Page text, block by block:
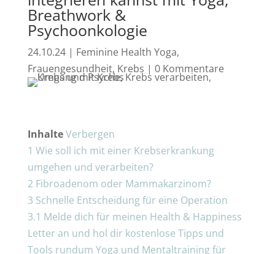
Breathwork &
Psychoonkologie
24.10.24| Feminine Health Yoga,
Frauengesundheit, Krebs | 0 Kommentare
InhalteVerbergen
1 Wie soll ich mit einer Krebserkrankung
umgehen und verarbeiten?
2 Fibroadenom oder Mammakarzinom?
3 Schnelle Entscheidung für eine Operation
3.1 Melde dich für meinen Health & Happiness
Letter an und hol dir kostenlose Tipps und
Tools rundum Yoga und Mentaltraining für